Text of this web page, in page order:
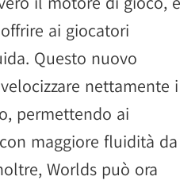
ai giocatori
Questo nuovo
nettamente i
permettendo ai
maggiore fluidità da
Worlds può ora